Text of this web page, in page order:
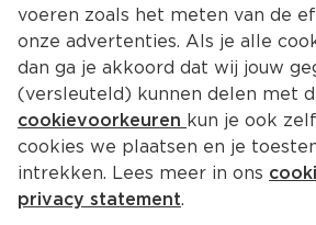
Knorr Smaakverfijner
Per Blik 88 g  (per kilo €19.89)
voeren zoals het meten van de
onze advertenties. Als je alle
dan ga je akkoord dat wij jouw
(versleuteld) kunnen delen met
cookievoorkeuren kun je ook
cookies we plaatsen en je
intrekken. Lees meer in ons
privacy statement.